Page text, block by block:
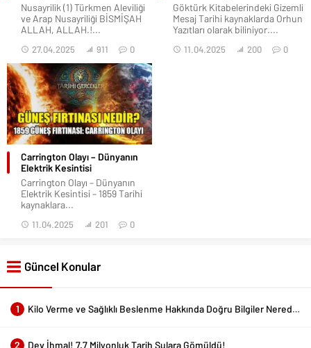
Nusayrilik (1) Türkmen Aleviliği
ve Arap Nusayriliği BİSMİŞAH
ALLAH, ALLAH.!...
27.04.2025 911 0
Göktürk Kitabelerindeki Gizemli
Mesaj Tarihi kaynaklarda Orhun
Yazıtları olarak biliniyor....
11.04.2025 200 0
Carrington Olayı – Dünyanın
Elektrik Kesintisi
Carrington Olayı – Dünyanın
Elektrik Kesintisi – 1859 Tarihi
kaynaklara...
11.04.2025 201 0
Güncel Konular
1 Kilo Verme ve Sağlıklı Beslenme Hakkında Doğru Bilgiler Nerede Bulunur?
2 Dev İhmal! 7.7 Milyonluk Tarih Sulara Gömüldü!